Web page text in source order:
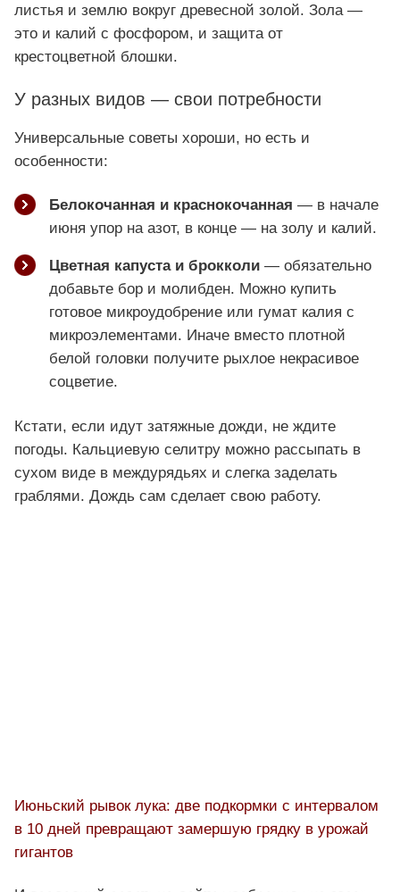
листья и землю вокруг древесной золой. Зола —
это и калий с фосфором, и защита от
крестоцветной блошки.
У разных видов — свои потребности
Универсальные советы хороши, но есть и
особенности:
Белокочанная и краснокочанная — в начале
июня упор на азот, в конце — на золу и калий.
Цветная капуста и брокколи — обязательно
добавьте бор и молибден. Можно купить
готовое микроудобрение или гумат калия с
микроэлементами. Иначе вместо плотной
белой головки получите рыхлое некрасивое
соцветие.
Кстати, если идут затяжные дожди, не ждите
погоды. Кальциевую селитру можно рассыпать в
сухом виде в междурядьях и слегка заделать
граблями. Дождь сам сделает свою работу.
Июньский рывок лука: две подкормки с интервалом
в 10 дней превращают замершую грядку в урожай
гигантов